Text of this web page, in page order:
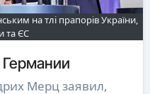
на тлі прапорів України,
та ЄС